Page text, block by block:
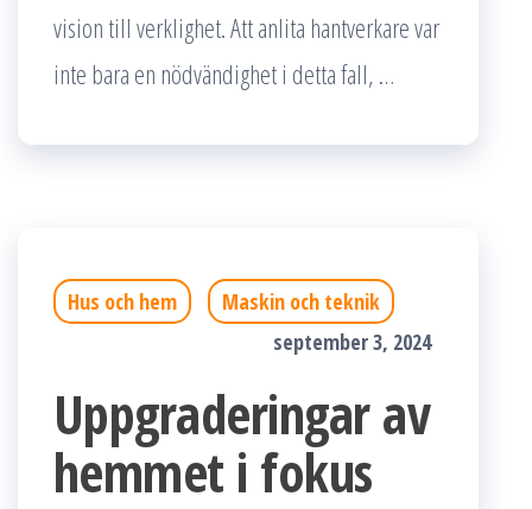
vision till verklighet. Att anlita hantverkare var
inte bara en nödvändighet i detta fall, …
Hus och hem
Maskin och teknik
september 3, 2024
Uppgraderingar av
hemmet i fokus